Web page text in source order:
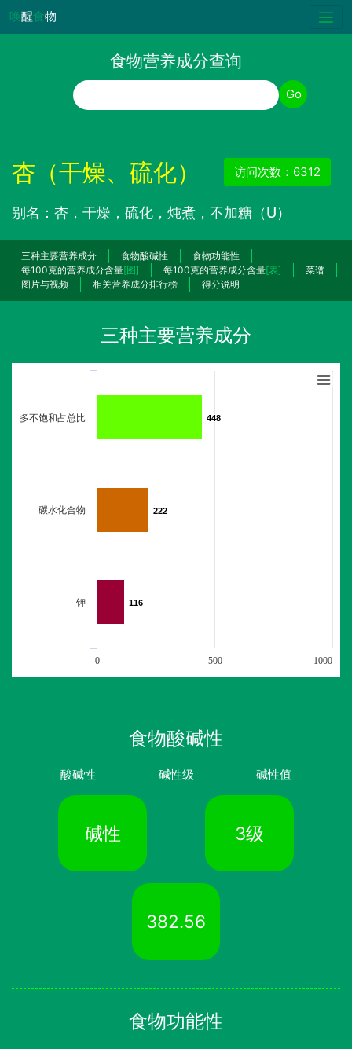
唤醒食物
食物营养成分查询
食物名称 Go
杏（干燥、硫化） 访问次数：6312
别名：杏，干燥，硫化，炖煮，不加糖（U）
三种主要营养成分 食物酸碱性
食物功能性
每100克的营养成分含量[图] 每100克的营养成分含量[表]
菜谱
图片与视频
相关营养成分排行榜 得分说明
三种主要营养成分
448
448
222
222
116
116
多不饱和占总比
碳水化合物
钾
0 500 1000
食物酸碱性
酸碱性 碱性级 碱性值
碱性 3级
382.56
食物功能性